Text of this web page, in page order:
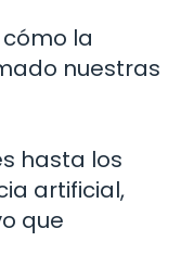
la
nuestras
hasta los
artificial,
que